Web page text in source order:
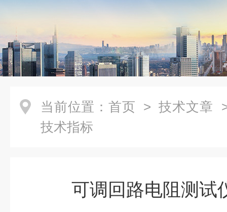
当前位置： 首页 > 技术文章
技术指标
可调回路电阻测试